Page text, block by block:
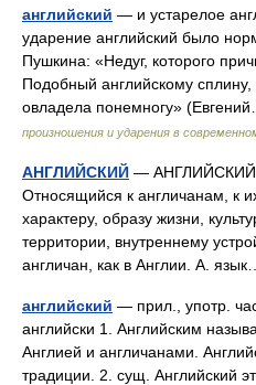
английский — и устарелое
ударение английский было
Пушкина: «Недуг, которого
Подобный английскому
овладела понемногу»
произношения и ударения в
АНГЛИЙСКИЙ — АНГЛИЙСКИЙ,
Относящийся к англичанам, к
характеру, образу жизни,
территории, внутреннему
англичан, как в Англии. А.
английский — прил., употр.
английски 1. Английским
Англией и англичанами.
традиции. 2. сущ. Английский